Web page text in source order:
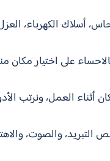
أسلاك الكهرباء،
على اختيار مكان
أثناء العمل، ونرتب
التبريد، والصوت،